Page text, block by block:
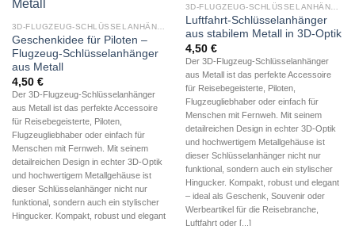
Geschenkidee für Piloten –
Flugzeug-Schlüsselanhänger
aus Metall
4,50 €
Der 3D-Flugzeug-Schlüsselanhänger
aus Metall ist das perfekte Accessoire
für Reisebegeisterte, Piloten,
Flugzeugliebhaber oder einfach für
Menschen mit Fernweh. Mit seinem
detailreichen Design in echter 3D-Optik
und hochwertigem Metallgehäuse ist
dieser Schlüsselanhänger nicht nur
funktional, sondern auch ein stylischer
Hingucker. Kompakt, robust und elegant
Luftfahrt-Schlüsselanhänger
aus stabilem Metall in 3D-Optik
4,50 €
Der 3D-Flugzeug-Schlüsselanhänger
aus Metall ist das perfekte Accessoire
für Reisebegeisterte, Piloten,
Flugzeugliebhaber oder einfach für
Menschen mit Fernweh. Mit seinem
detailreichen Design in echter 3D-Optik
und hochwertigem Metallgehäuse ist
dieser Schlüsselanhänger nicht nur
funktional, sondern auch ein stylischer
Hingucker. Kompakt, robust und elegant
– ideal als Geschenk, Souvenir oder
Werbeartikel für die Reisebranche,
Luftfahrt oder [...]